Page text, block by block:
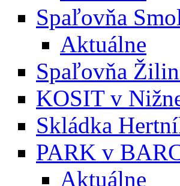
Spaľovňa
Aktuálne
Spaľovňa
KOSIT v
Skládka
PARK v
Aktuálne